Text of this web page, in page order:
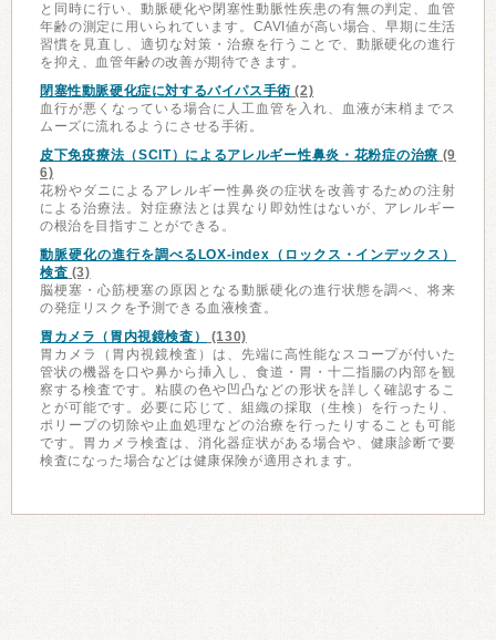
と同時に行い、動脈硬化や閉塞性動脈性疾患の有無の判定、血管
年齢の測定に用いられています。CAVI値が高い場合、早期に生活
習慣を見直し、適切な対策・治療を行うことで、動脈硬化の進行
を抑え、血管年齢の改善が期待できます。
閉塞性動脈硬化症に対するバイパス手術 (2)
血行が悪くなっている場合に人工血管を入れ、血液が末梢までス
ムーズに流れるようにさせる手術。
皮下免疫療法（SCIT）によるアレルギー性鼻炎・花粉症の治療 (9
6)
花粉やダニによるアレルギー性鼻炎の症状を改善するための注射
による治療法。対症療法とは異なり即効性はないが、アレルギー
の根治を目指すことができる。
動脈硬化の進行を調べるLOX-index（ロックス・インデックス）
検査 (3)
脳梗塞・心筋梗塞の原因となる動脈硬化の進行状態を調べ、将来
の発症リスクを予測できる血液検査。
胃カメラ（胃内視鏡検査）
(130)
胃カメラ（胃内視鏡検査）は、先端に高性能なスコープが付いた
管状の機器を口や鼻から挿入し、食道・胃・十二指腸の内部を観
察する検査です。粘膜の色や凹凸などの形状を詳しく確認するこ
とが可能です。必要に応じて、組織の採取（生検）を行ったり、
ポリープの切除や止血処理などの治療を行ったりすることも可能
です。胃カメラ検査は、消化器症状がある場合や、健康診断で要
検査になった場合などは健康保険が適用されます。